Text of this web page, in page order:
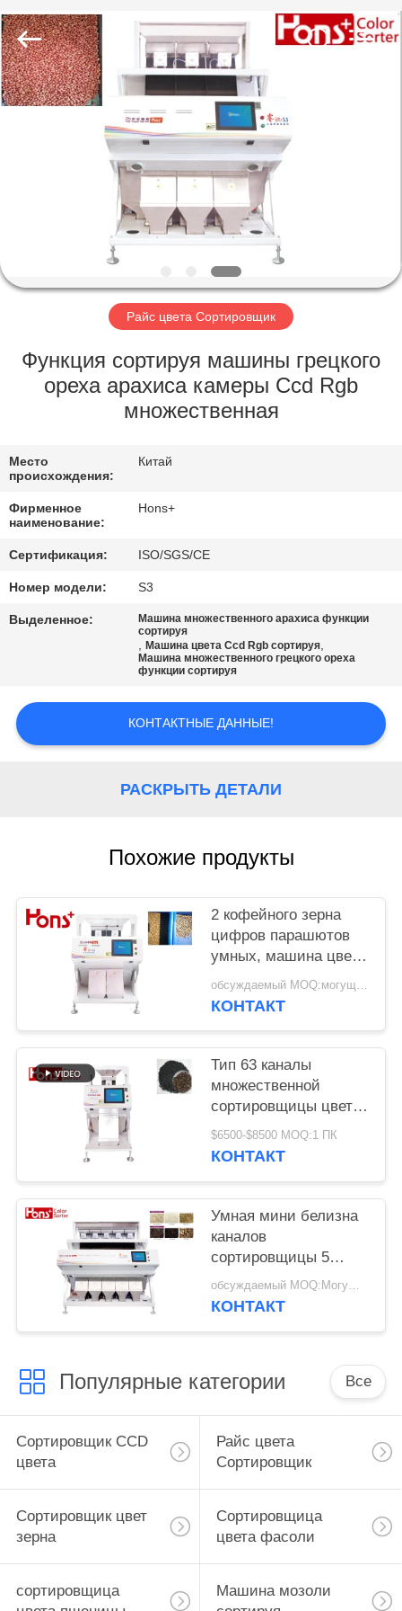
ДОМ
ПРОДУКТЫ
ПУТЕШЕСТВИЕ
ФАБРИКИ
ПРОВЕРКА
КАЧЕСТВА
СВЯЖИТЕСЬ
МЫ
СПРОСИТЕ
ЦИТАТУ
PRIVACY
POLICY
Optoelectronic
High-
tech
Co.,Ltd.
All
Rights
Reserved.
Райс цвета Сортировщик
Функция сортируя машины грецкого
ореха арахиса камеры Ccd Rgb
множественная
Место
происхождения:
Китай
Фирменное
наименование:
Hons+
Сертификация: ISO/SGS/CE
Номер модели: S3
Выделенное:
Машина множественного арахиса функции
сортируя
,Машина цвета Ccd Rgb сортируя,
Машина множественного грецкого ореха
функции сортируя
КОНТАКТНЫЕ ДАННЫЕ!
РАСКРЫТЬ ДЕТАЛИ
Похожие продукты
2 кофейного зерна
цифров парашютов
умных, машина цвета
арахиса сортируя
обсуждаемый MOQ:могущий быть предметом переговоров
КОНТАКТ
Тип 63 каналы
множественной
сортировщицы цвета
сезама CCD 5400
пикселов функции
$6500-$8500 MOQ:1 ПК
КОНТАКТ
Умная мини белизна
каналов
сортировщицы 5
цвета риса
обсуждаемый MOQ:Могущий быть предметом переговоров
КОНТАКТ
Популярные категории Все
Сортировщик CCD
цвета
Райс цвета
Сортировщик
Сортировщик цвет
зерна
Сортировщица
цвета фасоли
сортировщица
Машина мозоли